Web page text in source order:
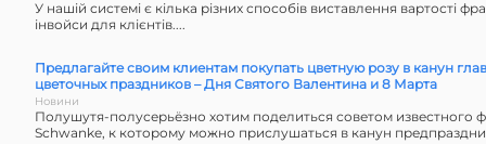
У нашій системі є кілька різних способів виставлення вартості
інвойси для клієнтів....
Предлагайте своим клиентам покупать цветную розу в канун
цветочных праздников – Дня Святого Валентина и 8 Марта
Новини
Полушутя-полусерьёзно хотим поделиться советом известного
Schwanke, к которому можно прислушаться в канун